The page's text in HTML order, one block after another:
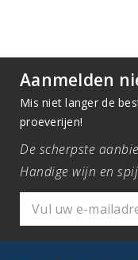
Aanmelden
Mis niet langer de
proeverijen!
De scherpste
Handige wijn en